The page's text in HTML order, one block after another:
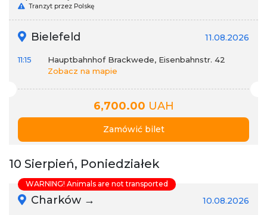
Tranzyt przez Polskę
Bielefeld 11.08.2026
11:15
Hauptbahnhof Brackwede, Eisenbahnstr. 42
Zobacz na mapie
6,700.00 UAH
Zamówić bilet
10 Sierpień, Poniedziałek
Charków → 10.08.2026
WARNING! Animals are not transported